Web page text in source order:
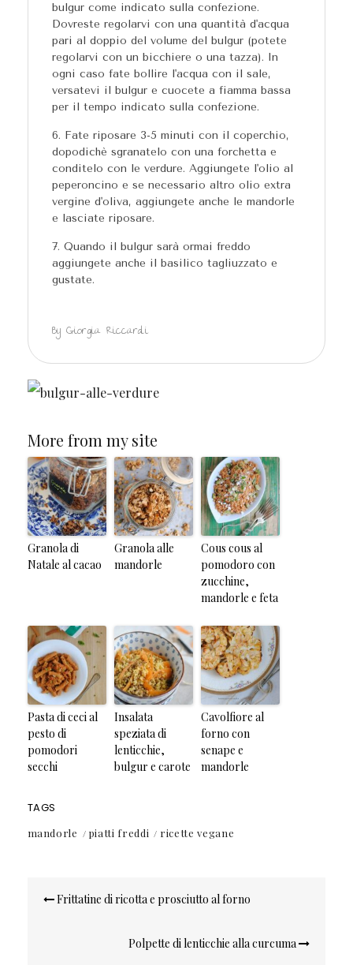
bulgur come indicato sulla confezione.
Dovreste regolarvi con una quantità d'acqua
pari al doppio del volume del bulgur (potete
regolarvi con un bicchiere o una tazza). In
ogni caso fate bollire l'acqua con il sale,
versatevi il bulgur e cuocete a fiamma bassa
per il tempo indicato sulla confezione.
Fate riposare 3-5 minuti con il coperchio,
dopodichè sgranatelo con una forchetta e
conditelo con le verdure. Aggiungete l'olio al
peperoncino e se necessario altro olio extra
vergine d'oliva, aggiungete anche le mandorle
e lasciate riposare.
Quando il bulgur sarà ormai freddo
aggiungete anche il basilico tagliuzzato e
gustate.
By Giorgia Riccardi
More from my site
Granola di
Natale al cacao
Granola alle
mandorle
Cous cous al
pomodoro con
zucchine,
mandorle e feta
Pasta di ceci al
pesto di
pomodori
secchi
Insalata
speziata di
lenticchie,
bulgur e carote
Cavolfiore al
forno con
senape e
mandorle
TAGS
mandorle piatti freddi ricette vegane
Navigazione
Frittatine di ricotta e prosciutto al forno
Polpette di lenticchie alla curcuma